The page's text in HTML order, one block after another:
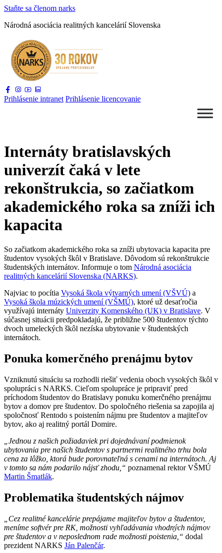
Staňte sa členom narks
Národná asociácia realitných kancelárií Slovenska
Prihlásenie intranet Prihlásenie licencovanie
Internáty bratislavských
univerzít čaká v lete
rekonštrukcia, so začiatkom
akademického roka sa zníži ich
kapacita
So začiatkom akademického roka sa zníži ubytovacia kapacita pre
študentov vysokých škôl v Bratislave. Dôvodom sú rekonštrukcie
študentských internátov. Informuje o tom Národná asociácia
realitných kancelárií Slovenska (NARKS).
Najviac to pocítia Vysoká škola výtvarných umení (VŠVÚ) a
Vysoká škola múzických umení (VŠMÚ), ktoré už desaťročia
využívajú internáty Univerzity Komenského (UK) v Bratislave. V
súčasnej situácii predpokladajú, že približne 500 študentov týchto
dvoch umeleckých škôl nezíska ubytovanie v študentských
internátoch.
Ponuka komerčného prenájmu bytov
Vzniknutú situáciu sa rozhodli riešiť vedenia oboch vysokých škôl v
spolupráci s NARKS. Cieľom spolupráce je pripraviť pred
príchodom študentov do Bratislavy ponuku komerčného prenájmu
bytov a domov pre študentov. Do spoločného riešenia sa zapojila aj
spoločnosť Rentodo s poistením nájmu pre študentov a majiteľov
bytov, ako aj realitný portál Domire.
„Jednou z našich požiadaviek pri dojednávaní podmienok
ubytovania pre našich študentov s partnermi realitného trhu bola
cena za lôžko, ktorá bude porovnateľná s cenami na internátoch. Aj
v tomto sa nám podarilo nájsť zhodu,“ poznamenal rektor VŠMÚ
Martin Šmatlák.
Problematika študentských nájmov
„Cez realitné kancelárie prepájame majiteľov bytov a študentov,
meníme softvér pre RK, možnosti vyhľadávania vhodných nájmov
pre študentov a v neposlednom rade možnosti poistenia,“ dodal
prezident NARKS Ján Palenčár.